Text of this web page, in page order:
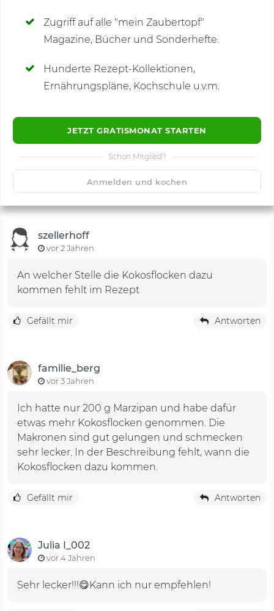
Zugriff auf alle "mein Zaubertopf"
Magazine, Bücher und Sonderhefte.
Hunderte Rezept-Kollektionen,
Ernährungspläne, Kochschule u.v.m.
JETZT GRATISMONAT STARTEN
Schon Mitglied?
Anmelden und kochen
Kommentare(3)
🙂 Speichern
szellerhoff
vor 2 Jahren
An welcher Stelle die Kokosflocken dazu
kommen fehlt im Rezept
Gefällt mir Antworten
familie_berg
vor 3 Jahren
Ich hatte nur 200 g Marzipan und habe dafür
etwas mehr Kokosflocken genommen. Die
Makronen sind gut gelungen und schmecken
sehr lecker. In der Beschreibung fehlt, wann die
Kokosflocken dazu kommen.
Gefällt mir Antworten
Julia I_002
vor 4 Jahren
Sehr lecker!!!😋Kann ich nur empfehlen!